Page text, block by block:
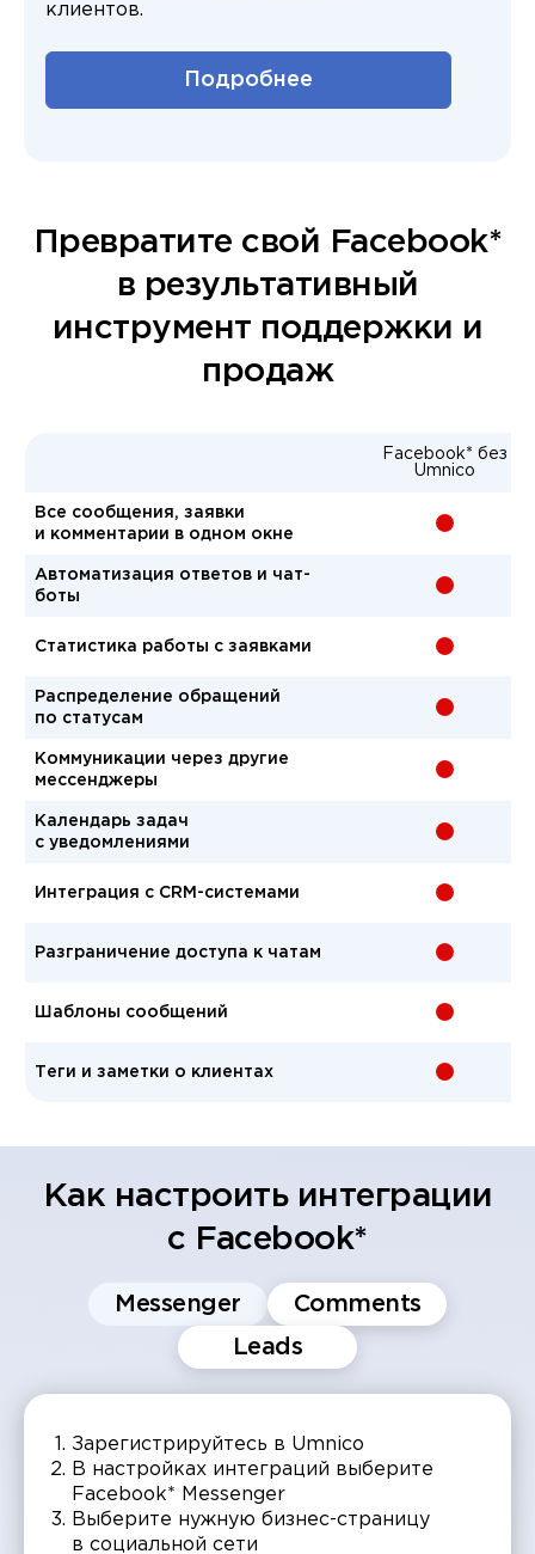
клиентов.
Подробнее
Превратите свой Facebook*
в результативный
инструмент поддержки и
продаж
Facebook* без
Umnico
Все сообщения, заявки
и комментарии в одном окне
-
Автоматизация ответов и чат-
боты
-
Статистика работы с заявками -
Распределение обращений
по статусам
-
Коммуникации через другие
мессенджеры
-
Календарь задач
с уведомлениями
-
Интеграция с CRM-системами -
Разграничение доступа к чатам -
Шаблоны сообщений -
Теги и заметки о клиентах -
Как настроить интеграции
с Facebook*
Messenger
Comments
Leads
Зарегистрируйтесь в Umnico
В настройках интеграций выберите
Facebook* Messenger
Выберите нужную бизнес-страницу
в социальной сети